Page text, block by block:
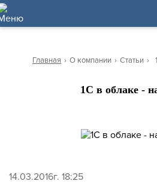
10
Главная › О компании › Статьи ›
1С в облаке -
14.03.2016г. 18:25